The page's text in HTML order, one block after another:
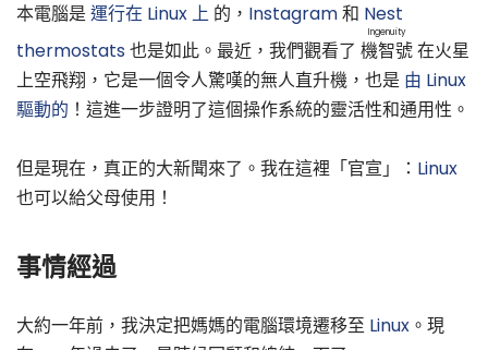
本電腦是運行在 Linux 上 的， Instagram和 Nest
thermostats 也是如此。最近，我們觀看了 機智號
Ingenuity
在火星
上空飛翔，它是一個令人驚嘆的無人直升機，也是 由 Linux
驅動的 ！這進一步證明了這個操作系統的靈活性和通用性。
但是現在，真正的大新聞來了。我在這裡「官宣」： Linux
也可以給父母使用！
事情經過
大約一年前，我決定把媽媽的電腦環境遷移至 Linux 。現